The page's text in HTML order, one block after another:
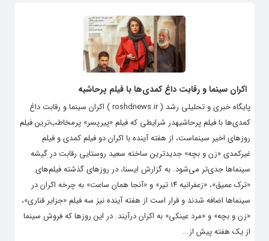
اکران سینما و رقابت داغ کمدی‌ها با فیلم پرحاشیه
پایگاه خبری و تحلیلی رشد ( roshdnews.ir ) اکران سینما و رقابت داغ
کمدی‌ها با فیلم پرحاشیهدر شرایطی که فیلم «پیرپسر» پرمخاطب‌ترین فیلم
روزهای اخیر سینماست، از هفته آینده با اکران دو فیلم کمدی و فیلم
غیرکمدی «زن و بچه» جدیدترین ساخته سعید روستایی رقابت در گیشه
سینماها جدی‌تر می‌شود. به گزارش ایسنا، در روزهای گذشته فیلم‌های
«ترک عمیق»، «زعفرانیه ۱۴ تیر» و «آنجا همان ساعت» به چرخه اکران در
سینماها اضافه شدند و قرار است از هفته آینده نیز سه فیلم «جزایر قناری»،
«زن و بچه» و «مرد عینکی» به اکران درآیند. در این روزها که فروش سینما
از یک هفته پیش از...